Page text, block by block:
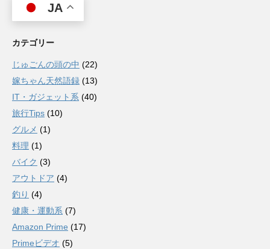
JA
カテゴリー
じゅごんの頭の中 (22)
嫁ちゃん天然語録 (13)
IT・ガジェット系 (40)
旅行Tips (10)
グルメ (1)
料理 (1)
バイク (3)
アウトドア (4)
釣り (4)
健康・運動系 (7)
Amazon Prime (17)
Primeビデオ (5)